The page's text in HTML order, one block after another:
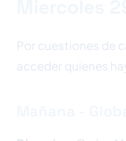
Por cuestiones de
acceder quienes